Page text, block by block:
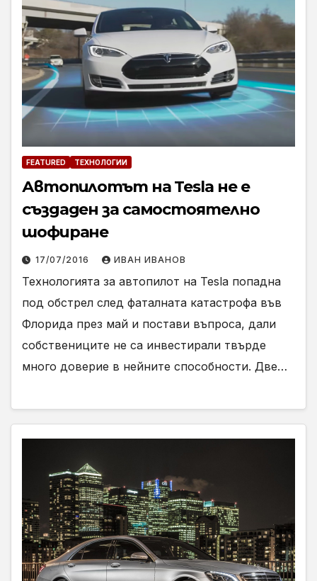
FEATURED ТЕХНОЛОГИИ
Автопилотът на Tesla не е
създаден за самостоятелно
шофиране
17/07/2016 ИВАН ИВАНОВ
Технологията за автопилот на Tesla попадна
под обстрел след фаталната катастрофа във
Флорида през май и постави въпроса, дали
собствениците не са инвестирали твърде
много доверие в нейните способности. Две…